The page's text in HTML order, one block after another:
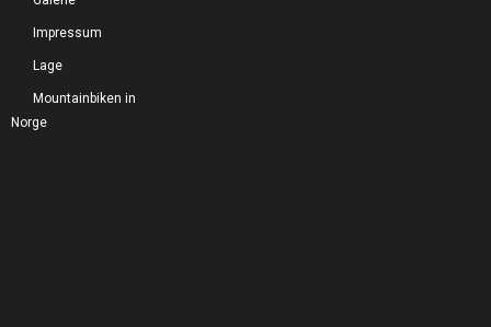
Impressum
Lage
Mountainbiken in
Norge